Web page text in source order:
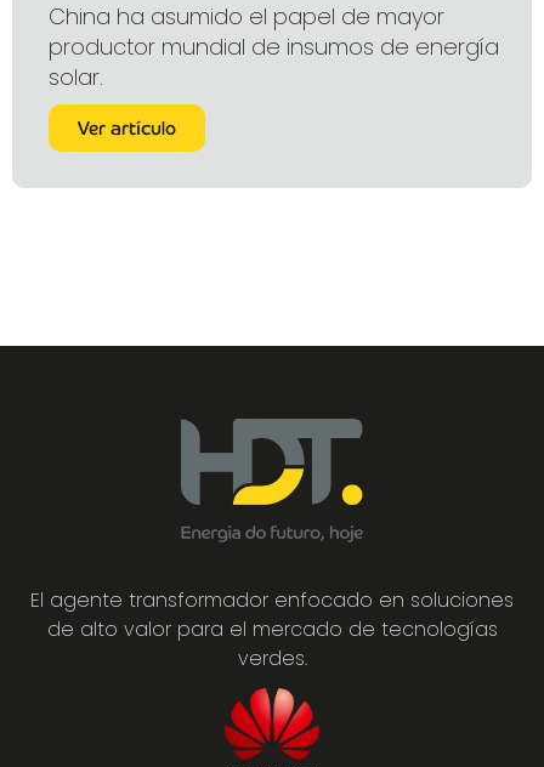
China ha asumido el papel de mayor
productor mundial de insumos de energía
solar.
Ver artículo
El agente transformador enfocado en soluciones
de alto valor para el mercado de tecnologías
verdes.